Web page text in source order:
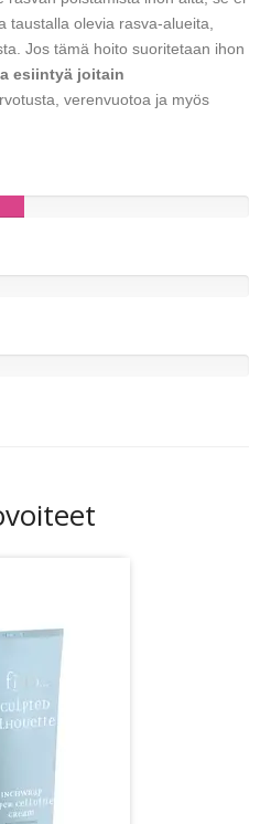
taustalla olevia rasva-alueita,
Jos tämä hoito suoritetaan ihon
esiintyä joitain
verenvuotoa ja myös